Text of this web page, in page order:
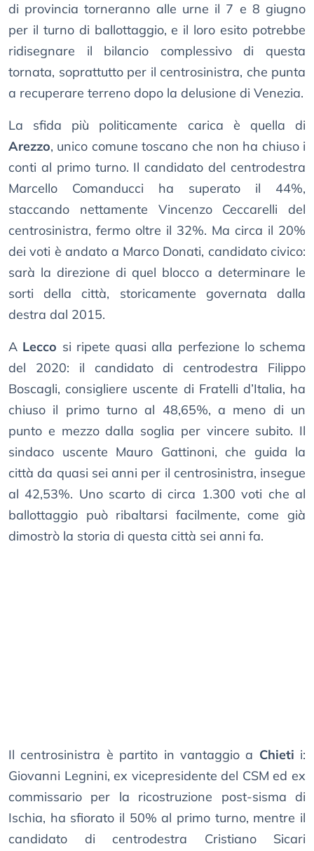
di provincia torneranno alle urne il 7 e 8 giugno
per il turno di ballottaggio, e il loro esito potrebbe
ridisegnare il bilancio complessivo di questa
tornata, soprattutto per il centrosinistra, che punta
a recuperare terreno dopo la delusione di Venezia.
La sfida più politicamente carica è quella di
Arezzo, unico comune toscano che non ha chiuso i
conti al primo turno. Il candidato del centrodestra
Marcello Comanducci ha superato il 44%,
staccando nettamente Vincenzo Ceccarelli del
centrosinistra, fermo oltre il 32%. Ma circa il 20%
dei voti è andato a Marco Donati, candidato civico:
sarà la direzione di quel blocco a determinare le
sorti della città, storicamente governata dalla
destra dal 2015.
A Lecco si ripete quasi alla perfezione lo schema
del 2020: il candidato di centrodestra Filippo
Boscagli, consigliere uscente di Fratelli d’Italia, ha
chiuso il primo turno al 48,65%, a meno di un
punto e mezzo dalla soglia per vincere subito. Il
sindaco uscente Mauro Gattinoni, che guida la
città da quasi sei anni per il centrosinistra, insegue
al 42,53%. Uno scarto di circa 1.300 voti che al
ballottaggio può ribaltarsi facilmente, come già
dimostrò la storia di questa città sei anni fa.
Il centrosinistra è partito in vantaggio a Chieti i:
Giovanni Legnini, ex vicepresidente del CSM ed ex
commissario per la ricostruzione post-sisma di
Ischia, ha sfiorato il 50% al primo turno, mentre il
candidato di centrodestra Cristiano Sicari